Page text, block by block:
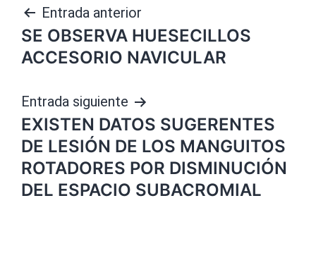
Navegación
de
Entrada anterior
SE OBSERVA HUESECILLOS
ACCESORIO NAVICULAR
Entrada siguiente
EXISTEN DATOS SUGERENTES
DE LESIÓN DE LOS MANGUITOS
ROTADORES POR DISMINUCIÓN
DEL ESPACIO SUBACROMIAL